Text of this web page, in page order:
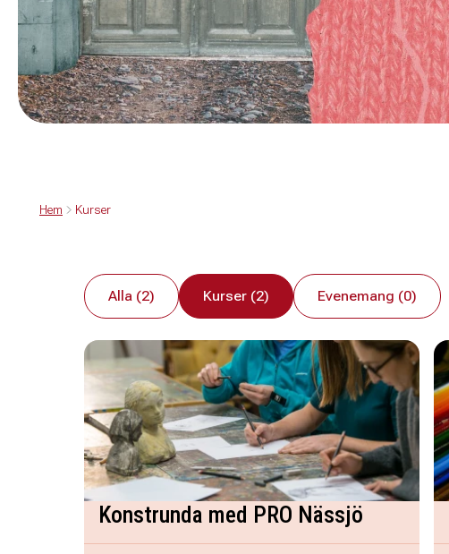
Hem Kurser
Alla (2) Kurser (2) Evenemang (0)
Konstrunda med PRO Nässjö